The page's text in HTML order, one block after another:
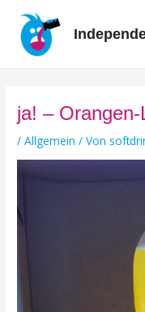
Inhalt
springen
ja! –
/Allgemein / Von